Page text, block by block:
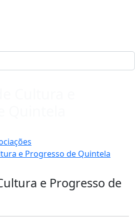
e Progresso de Quintela
e Progresso de